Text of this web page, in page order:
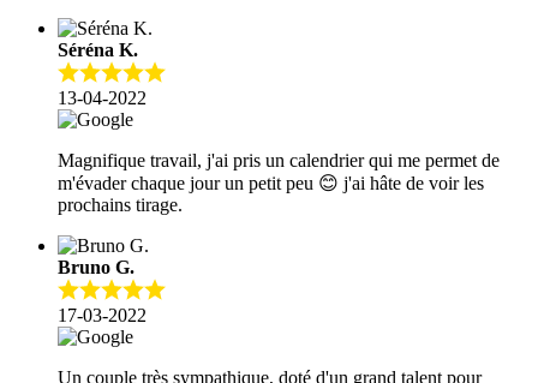
Séréna K.
13-04-2022
Magnifique travail, j'ai pris un calendrier qui me permet de
m'évader chaque jour un petit peu 😊 j'ai hâte de voir les
prochains tirage.
Bruno G.
17-03-2022
Un couple très sympathique, doté d'un grand talent pour